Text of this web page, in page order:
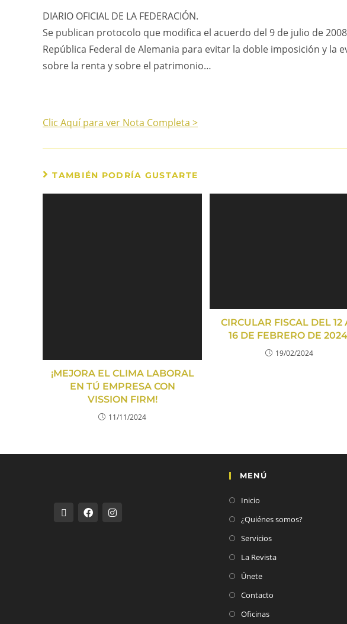
DIARIO OFICIAL DE LA FEDERACIÓN.
Se publican protocolo que modifica el acuerdo del 9 de julio de
República Federal de Alemania para evitar la doble imposición y la
sobre la renta y sobre el patrimonio…
Clic Aquí para ver Nota Completa >
TAMBIÉN PODRÍA GUSTARTE
¡MEJORA EL CLIMA LABORAL
EN TÚ EMPRESA CON
VISSION FIRM!
11/11/2024
CIRCULAR FISCAL DEL 12
16 DE FEBRERO DE
19/02/2024
MENÚ
Inicio
¿Quiénes somos?
Servicios
La Revista
Únete
Contacto
Oficinas